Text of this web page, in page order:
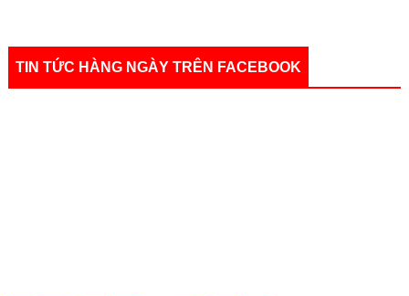
TIN TỨC HÀNG NGÀY TRÊN FACEBOOK